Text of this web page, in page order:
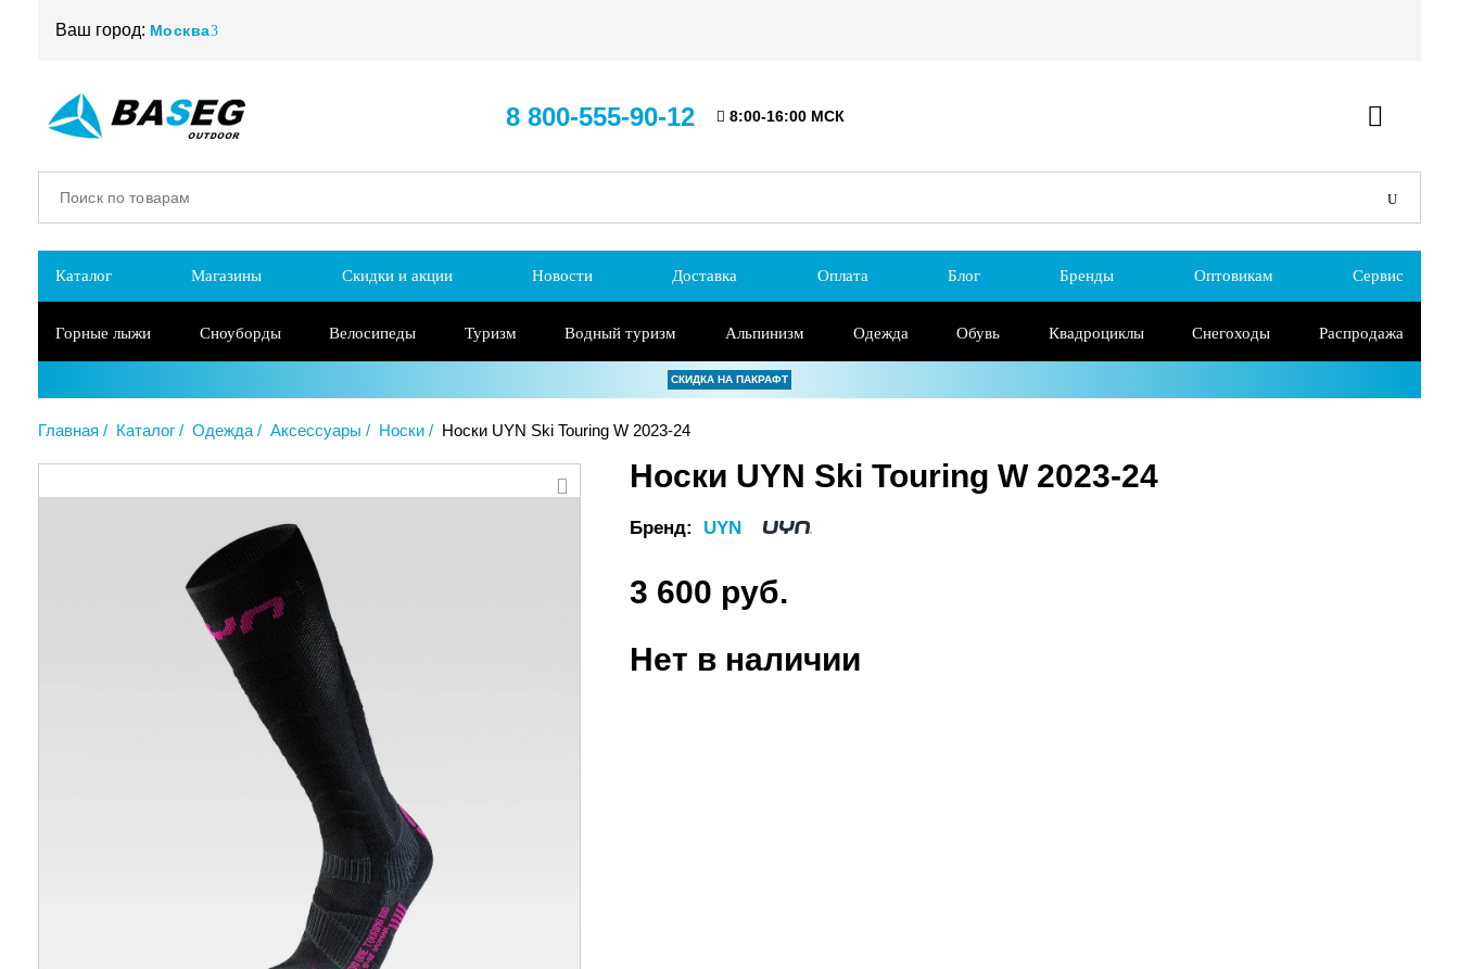
Ваш город: Москва
8 800-555-90-12 8:00-16:00 МСК
Каталог Магазины Скидки и акции Новости Доставка Оплата Блог Бренды Оптовикам Сервис
Горные лыжи Сноуборды Велосипеды Туризм Водный туризм Альпинизм Одежда Обувь Квадроциклы Снегоходы Распродажа
СКИДКА НА ПАКРАФТ
Главная Каталог Одежда Аксессуары Носки Носки UYN Ski Touring W 2023-24
Носки UYN Ski Touring W 2023-24
Бренд: UYN
3 600 руб.
Нет в наличии